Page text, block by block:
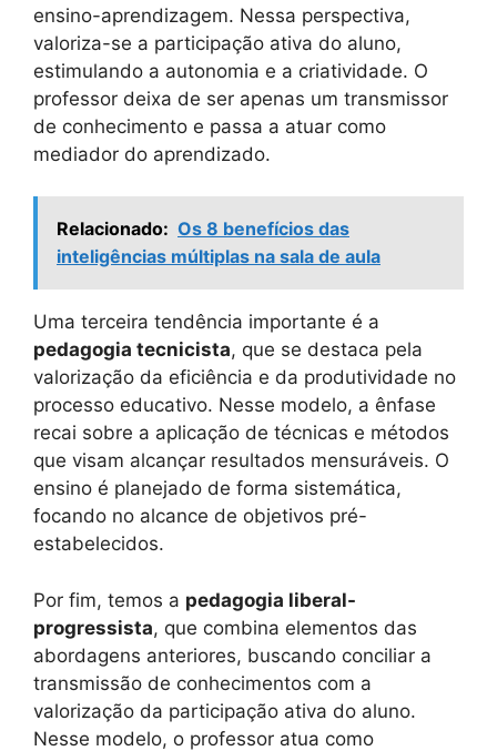
ensino-aprendizagem. Nessa perspectiva,
valoriza-se a participação ativa do aluno,
estimulando a autonomia e a criatividade. O
professor deixa de ser apenas um transmissor
de conhecimento e passa a atuar como
mediador do aprendizado.
Relacionado: Os 8 benefícios das
inteligências múltiplas na sala de aula
Uma terceira tendência importante é a
pedagogia tecnicista, que se destaca pela
valorização da eficiência e da produtividade no
processo educativo. Nesse modelo, a ênfase
recai sobre a aplicação de técnicas e métodos
que visam alcançar resultados mensuráveis. O
ensino é planejado de forma sistemática,
focando no alcance de objetivos pré-
estabelecidos.
Por fim, temos a pedagogia liberal-
progressista, que combina elementos das
abordagens anteriores, buscando conciliar a
transmissão de conhecimentos com a
valorização da participação ativa do aluno.
Nesse modelo, o professor atua como